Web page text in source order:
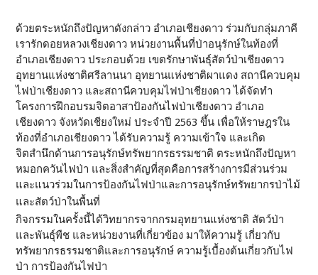
ด้วยตระหนักถึงปัญหาดังกล่าว อำเภอเชียงดาว ร่วมกับกลุ่มภาคี
เรารักดอยหลวงเชียงดาว หน่วยงานพื้นที่ป่าอนุรักษ์ในท้องที่
อำเภอเชียงดาว ประกอบด้วย เขตรักษาพันธุ์สัตว์ป่าเชียงดาว
อุทยานแห่งชาติศรีลานนา อุทยานแห่งชาติผาแดง สถานีควบคุม
ไฟป่าเชียงดาว และสถานีควบคุมไฟป่าเชียงดาว ได้จัดทำ
โครงการฝึกอบรมจิตอาสาป้องกันไฟป่าเชียงดาว อำเภอ
เชียงดาว จังหวัดเชียงใหม่ ประจำปี 2563 ขึ้น เพื่อให้ราษฎรใน
ท้องที่อำเภอเชียงดาว ได้รับความรู้ ความเข้าใจ และเกิด
จิตสำนึกด้านการอนุรักษ์ทรัพยากรธรรมชาติ ตระหนักถึงปัญหา
หมอกควันไฟป่า และสิ่งสำคัญที่สุดคือการสร้างการมีส่วนร่วม
และแนวร่วมในการป้องกันไฟป่าและการอนุรักษ์ทรัพยากรป่าไม้
และสัตว์ป่าในพื้นที่
กิจกรรมในครั้งนี้ได้วิทยากรจากกรมอุทยานแห่งชาติ สัตว์ป่า
และพันธุ์พืช และหน่วยงานที่เกี่ยวข้อง มาให้ความรู้ เกี่ยวกับ
ทรัพยากรธรรมชาติและการอนุรักษ์ ความรู้เบื้องต้นเกี่ยวกับไฟ
ป่า การป้องกันไฟป่า